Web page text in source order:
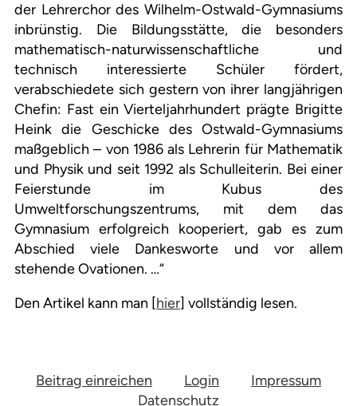
der Lehrerchor des Wilhelm-Ostwald-Gymnasiums
inbrünstig. Die Bildungsstätte, die besonders
mathematisch-naturwissenschaftliche und
technisch interessierte Schüler fördert,
verabschiedete sich gestern von ihrer langjährigen
Chefin: Fast ein Vierteljahrhundert prägte Brigitte
Heink die Geschicke des Ostwald-Gymnasiums
maßgeblich – von 1986 als Lehrerin für Mathematik
und Physik und seit 1992 als Schulleiterin. Bei einer
Feierstunde im Kubus des
Umweltforschungszentrums, mit dem das
Gymnasium erfolgreich kooperiert, gab es zum
Abschied viele Dankesworte und vor allem
stehende Ovationen. …“
Den Artikel kann man [hier] vollständig lesen.
Beitrag einreichen Login
Impressum
Datenschutz